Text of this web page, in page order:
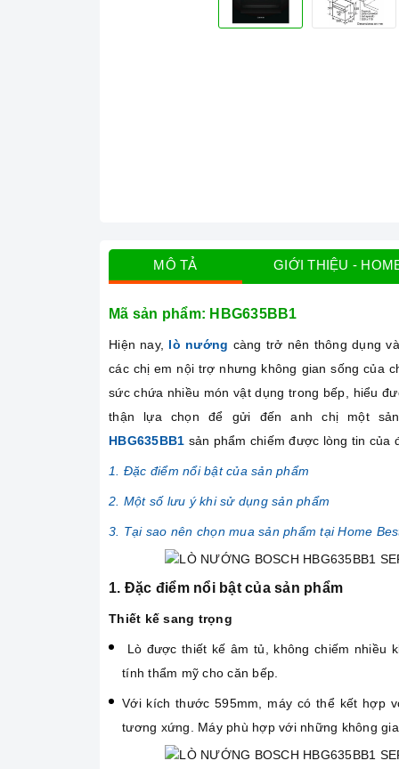
MÔ TẢ GIỚI THIỆU -
Mã sản phẩm: HBG635BB1
Hiện nay, lò nướng càng trở nên thông dụng
các chị em nội trợ nhưng không gian sống của
sức chứa nhiều món vật dụng trong bếp, hiểu
thận lựa chọn để gửi đến anh chị một
HBG635BB1 sản phẩm chiếm được lòng tin của
1. Đặc điểm nổi bật của sản phẩm
2. Một số lưu ý khi sử dụng sản phẩm
3. Tại sao nên chọn mua sản phẩm tại Home
1. Đặc điểm nổi bật của sản phẩm
Thiết kế sang trọng
Lò được thiết kế âm tủ, không chiếm nhiều
tính thẩm mỹ cho căn bếp.
Với kích thước 595mm, máy có thể kết hợp
tương xứng. Máy phù hợp với những không